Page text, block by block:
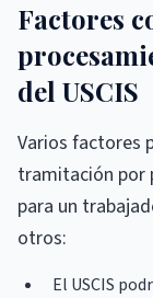
Factores
del USCIS
Varios factores
tramitación por
para un
otros:
El USCIS